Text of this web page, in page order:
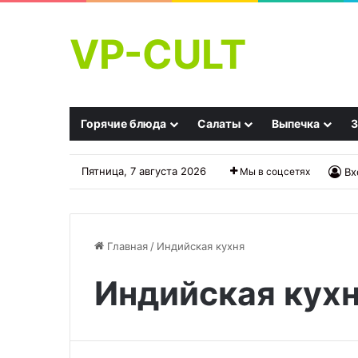
VP-CULT
Горячие блюда Салаты Выпечка
Пятница, 7 августа 2026 Мы в соцсетях
Главная / Индийская кухня
Индийская
Запеканка
«Драник»